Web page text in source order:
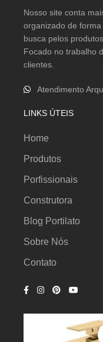
Nosso site conta
organizado de
busca pelos
Focado no trabalho
clientes.
Atendimento
LINKS ÚTEIS
Home
Produtos
Porfissionais
Construtora
Blog Portilato
Sobre Nós
Contato